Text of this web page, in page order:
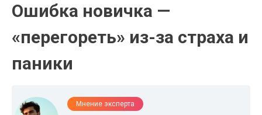
Ошибка новичка —
«перегореть» из-за страха и
паники
Мнение эксперта